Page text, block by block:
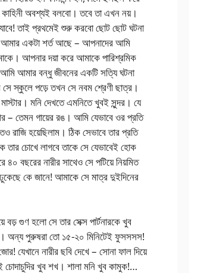
অবশ্যই বলবো। তবে তা এখন নয়।
তাই প্রথমেই শুরু করবো ছোট ছোট ঘটনা
আমার একটা শর্ত আছে – আপনাদের আমি
আপনার দয়া করে আমাকে পারিশ্রমিক
আমি আমার বন্ধু জীবনের একটি সত্যি ঘটনা
সে স্কুলে পড়ে তখন সে নবম শ্রেণী ছাত্র।
মনি দেখতে এমনিতে খুবই সুন্দর। যে
– তেমন গায়ের রঙ। আমি যেভাবে ওর প্রতি
রাজি হয়েছিলাম। ঠিক সেভাবে তার প্রতি
চোখে লাগবে তাকে সে যেভাবেই হোক
বছরের নারীর সাথেও সে পটিয়ে নিয়মিত
কে জানে! আমাকে সে মাত্র দুইদিনের
বড় গুণ হলো সে তার সেক্স পার্টনারকে খুব
অন্য পুরুষরা তো ১৫-২০ মিনিটেই ফুসসসস!
যেখানে নারীর ছবি দেখে – সোনা ফাল দিয়ে
চোদাচুদির খুব শখ। শালা মনি খুব কামুক!…